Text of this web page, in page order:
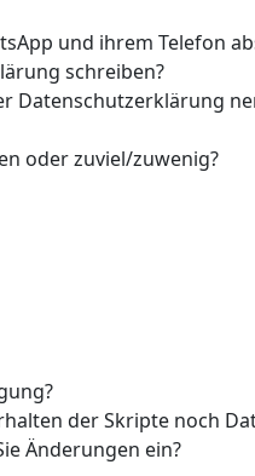
und ihrem Telefon
schreiben?
Datenschutzerklärung
oder zuviel/zuwenig?
der Skripte noch
Änderungen ein?